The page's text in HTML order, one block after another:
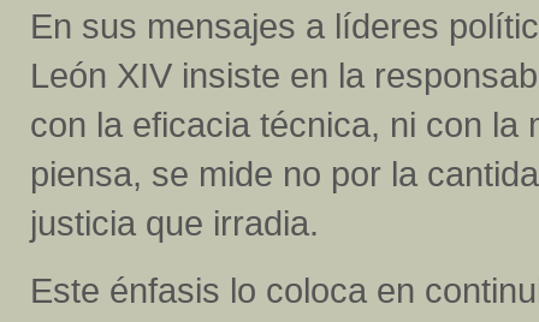
En sus mensajes a líderes
León XIV insiste en la
con la eficacia técnica, ni con
piensa, se mide no por la
justicia que irradia.
Este énfasis lo coloca en